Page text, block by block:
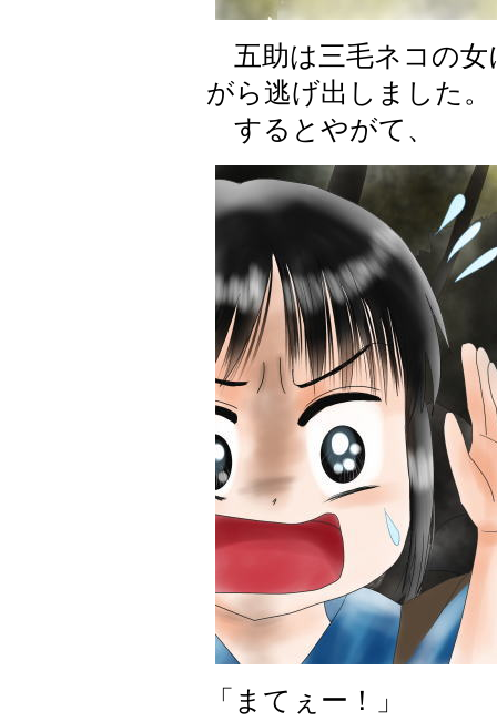
五助は三毛ネコの女
がら逃げ出しました。
するとやがて、
「まてぇー！」